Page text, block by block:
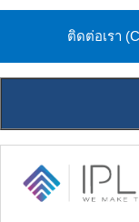
ติดต่อเรา